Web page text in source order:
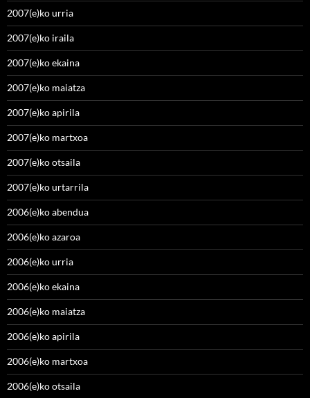
2007(e)ko urria
2007(e)ko iraila
2007(e)ko ekaina
2007(e)ko maiatza
2007(e)ko apirila
2007(e)ko martxoa
2007(e)ko otsaila
2007(e)ko urtarrila
2006(e)ko abendua
2006(e)ko azaroa
2006(e)ko urria
2006(e)ko ekaina
2006(e)ko maiatza
2006(e)ko apirila
2006(e)ko martxoa
2006(e)ko otsaila